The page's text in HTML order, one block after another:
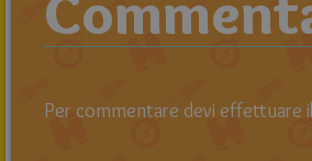
Per commentare devi effettuare